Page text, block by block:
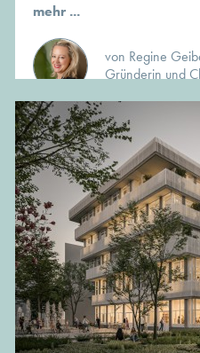
mehr ...
von Regine
Gründerin und